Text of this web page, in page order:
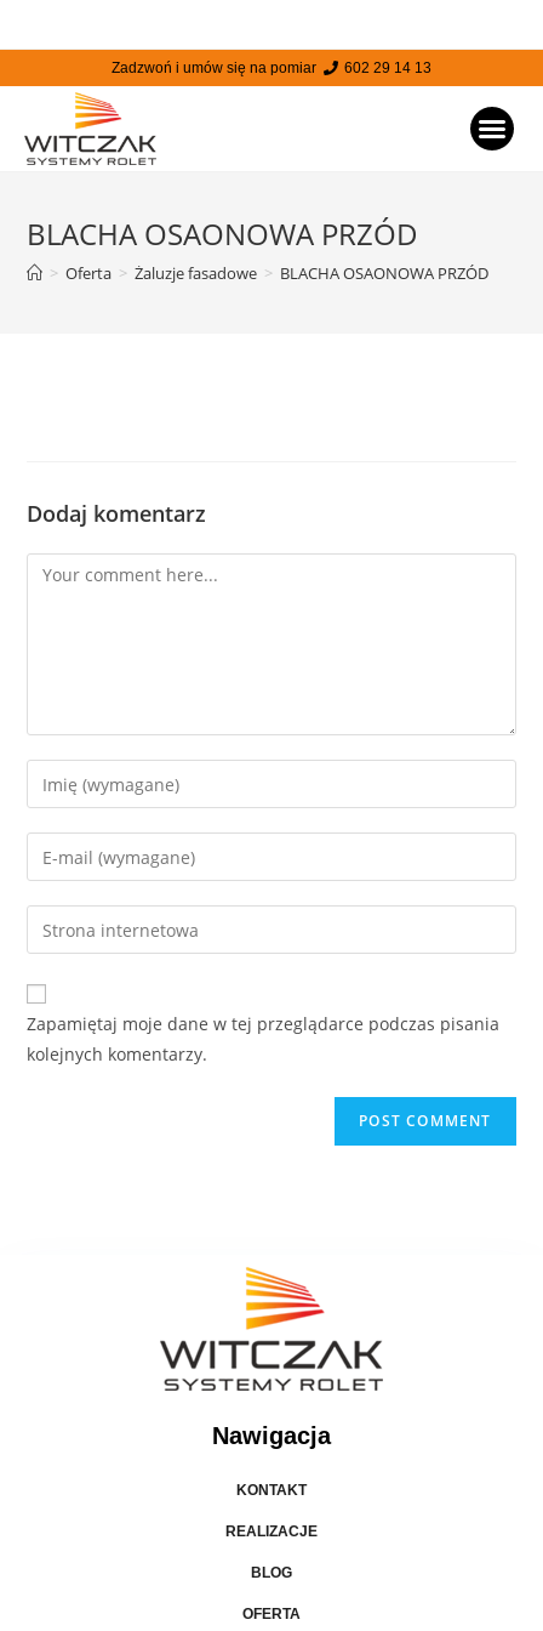
Zadzwoń i umów się na pomiar 602 29 14 13
BLACHA OSAONOWA PRZÓD
> Oferta > Żaluzje fasadowe > BLACHA OSAONOWA PRZÓD
Dodaj komentarz
Zapamiętaj moje dane w tej przeglądarce podczas pisania
kolejnych komentarzy.
Nawigacja
KONTAKT
REALIZACJE
BLOG
OFERTA